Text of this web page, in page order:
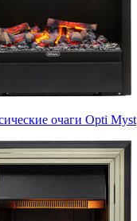
очаги Opti Myst